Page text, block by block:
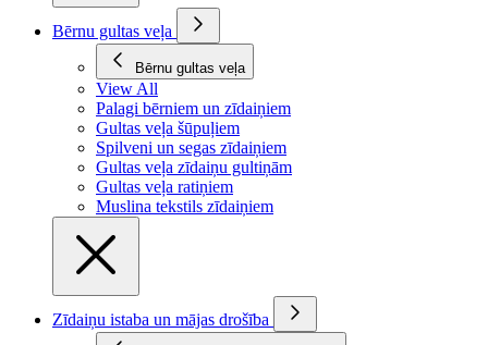
Bērnu gultas veļa
Bērnu gultas veļa
View All
Palagi bērniem un zīdaiņiem
Gultas veļa šūpuļiem
Spilveni un segas zīdaiņiem
Gultas veļa zīdaiņu gultiņām
Gultas veļa ratiņiem
Muslina tekstils zīdaiņiem
Zīdaiņu istaba un mājas drošība